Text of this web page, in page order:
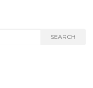
SEARCH